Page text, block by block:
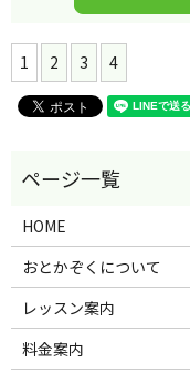
1 2 3 4
HOME
おとかぞくについて
レッスン案内
料金案内